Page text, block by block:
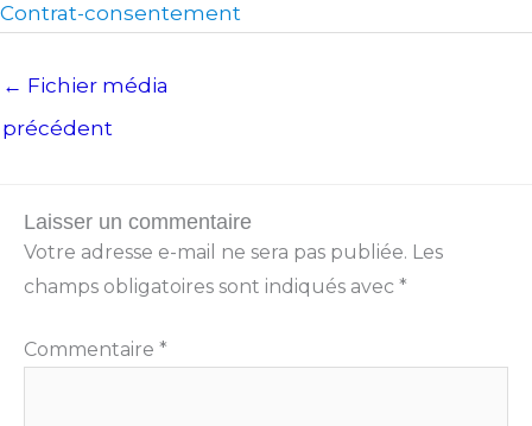
Contrat-consentement
← Fichier média
précédent
Laisser un commentaire
Votre adresse e-mail ne sera pas publiée. Les
champs obligatoires sont indiqués avec *
Commentaire *